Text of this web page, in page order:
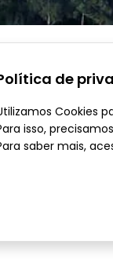
de
Cookies
isso,
saber mais,